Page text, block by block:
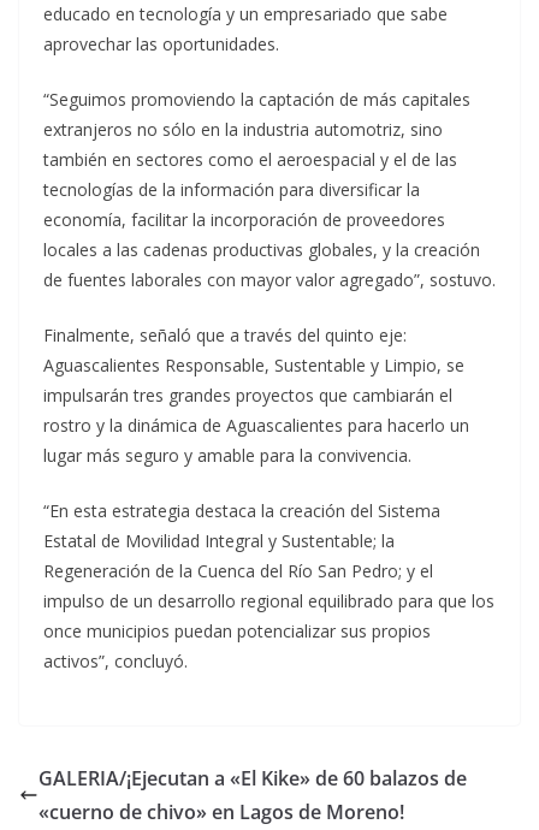
educado en tecnología y un empresariado que sabe
aprovechar las oportunidades.
“Seguimos promoviendo la captación de más capitales
extranjeros no sólo en la industria automotriz, sino
también en sectores como el aeroespacial y el de las
tecnologías de la información para diversificar la
economía, facilitar la incorporación de proveedores
locales a las cadenas productivas globales, y la creación
de fuentes laborales con mayor valor agregado”, sostuvo.
Finalmente, señaló que a través del quinto eje:
Aguascalientes Responsable, Sustentable y Limpio, se
impulsarán tres grandes proyectos que cambiarán el
rostro y la dinámica de Aguascalientes para hacerlo un
lugar más seguro y amable para la convivencia.
“En esta estrategia destaca la creación del Sistema
Estatal de Movilidad Integral y Sustentable; la
Regeneración de la Cuenca del Río San Pedro; y el
impulso de un desarrollo regional equilibrado para que los
once municipios puedan potencializar sus propios
activos”, concluyó.
GALERIA/¡Ejecutan a «El Kike» de 60 balazos de
«cuerno de chivo» en Lagos de Moreno!